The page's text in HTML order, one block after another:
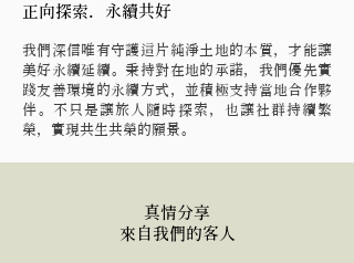
正向探索．永續共好
我們深信唯有守護這片純淨土地的本質，才能讓
美好永續延續。秉持對在地的承諾，我們優先實
踐友善環境的永續方式，並積極支持當地合作夥
伴。不只是讓旅人隨時探索，也讓社群持續繁
榮，實現共生共榮的願景。
真情分享
​來自我們的客人